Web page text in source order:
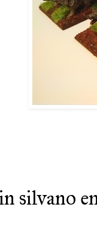
silvano